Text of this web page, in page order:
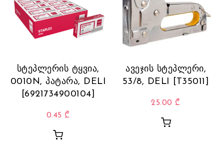
სტეპლერის ტყვია,
0010N, პატარა, DELI
[6921734900104]
0.45 ₾
ავეჯის სტეპლერი,
53/8, DELI [T35011]
25.00 ₾